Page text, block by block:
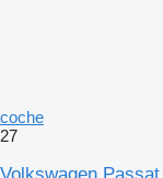
coche
27